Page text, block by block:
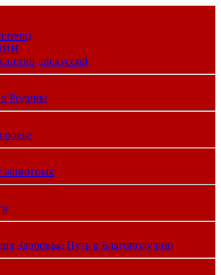
дискуссий
Родины
животных
Здоровья: Путь к Благополучию